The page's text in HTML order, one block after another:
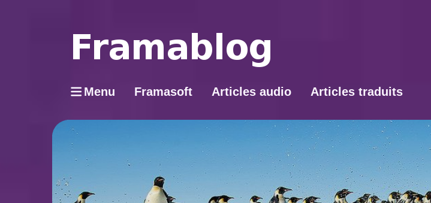
Menu Framasoft Articles audio Articles traduits